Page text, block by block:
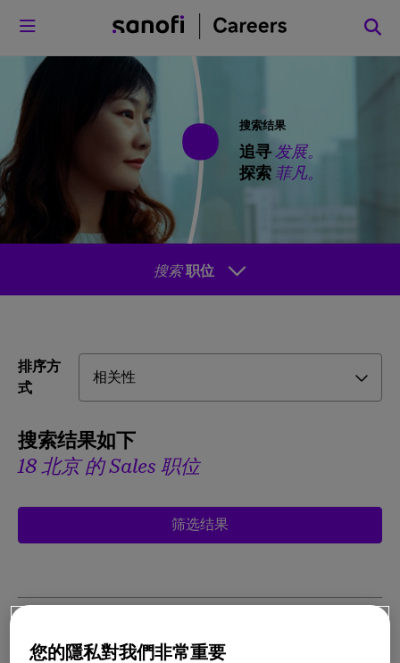
搜索结果
追寻 发展。
探索 菲凡。
搜索 职位
排序方
式
搜索结果如下
18 北京 的 Sales 职位
筛选结果
鸡
您的隱私對我們非常重要